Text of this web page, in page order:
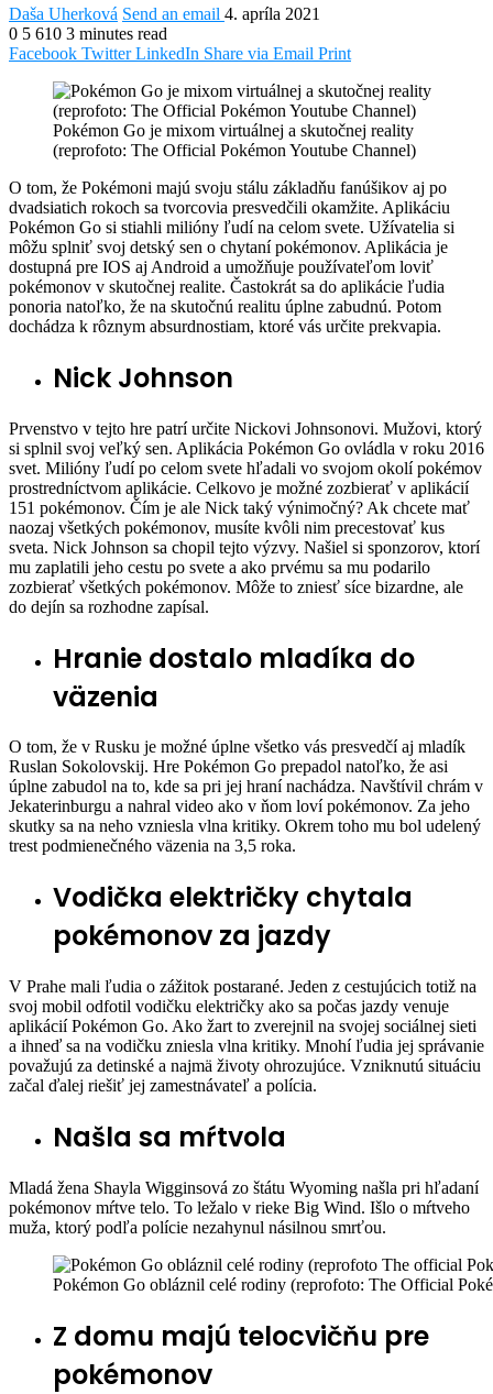
Daša Uherková Send an email 4. apríla 2021
0 5 610 3 minutes read
Facebook Twitter LinkedIn Share via Email Print
Pokémon Go je mixom virtuálnej a skutočnej reality
(reprofoto: The Official Pokémon Youtube Channel)
O tom, že Pokémoni majú svoju stálu základňu fanúšikov aj po
dvadsiatich rokoch sa tvorcovia presvedčili okamžite. Aplikáciu
Pokémon Go si stiahli milióny ľudí na celom svete. Užívatelia si
môžu splniť svoj detský sen o chytaní pokémonov. Aplikácia je
dostupná pre IOS aj Android a umožňuje používateľom loviť
pokémonov v skutočnej realite. Častokrát sa do aplikácie ľudia
ponoria natoľko, že na skutočnú realitu úplne zabudnú. Potom
dochádza k rôznym absurdnostiam, ktoré vás určite prekvapia.
Nick Johnson
Prvenstvo v tejto hre patrí určite Nickovi Johnsonovi. Mužovi, ktorý
si splnil svoj veľký sen. Aplikácia Pokémon Go ovládla v roku 2016
svet. Milióny ľudí po celom svete hľadali vo svojom okolí pokémov
prostredníctvom aplikácie. Celkovo je možné zozbierať v aplikácií
151 pokémonov. Čím je ale Nick taký výnimočný? Ak chcete mať
naozaj všetkých pokémonov, musíte kvôli nim precestovať kus
sveta. Nick Johnson sa chopil tejto výzvy. Našiel si sponzorov, ktorí
mu zaplatili jeho cestu po svete a ako prvému sa mu podarilo
zozbierať všetkých pokémonov. Môže to zniesť síce bizardne, ale
do dejín sa rozhodne zapísal.
Hranie dostalo mladíka do
väzenia
O tom, že v Rusku je možné úplne všetko vás presvedčí aj mladík
Ruslan Sokolovskij. Hre Pokémon Go prepadol natoľko, že asi
úplne zabudol na to, kde sa pri jej hraní nachádza. Navštívil chrám v
Jekaterinburgu a nahral video ako v ňom loví pokémonov. Za jeho
skutky sa na neho vzniesla vlna kritiky. Okrem toho mu bol udelený
trest podmienečného väzenia na 3,5 roka.
Vodička električky chytala
pokémonov za jazdy
V Prahe mali ľudia o zážitok postarané. Jeden z cestujúcich totiž na
svoj mobil odfotil vodičku električky ako sa počas jazdy venuje
aplikácií Pokémon Go. Ako žart to zverejnil na svojej sociálnej sieti
a ihneď sa na vodičku zniesla vlna kritiky. Mnohí ľudia jej správanie
považujú za detinské a najmä životy ohrozujúce. Vzniknutú situáciu
začal ďalej riešiť jej zamestnávateľ a polícia.
Našla sa mŕtvola
Mladá žena Shayla Wigginsová zo štátu Wyoming našla pri hľadaní
pokémonov mŕtve telo. To ležalo v rieke Big Wind. Išlo o mŕtveho
muža, ktorý podľa polície nezahynul násilnou smrťou.
Pokémon Go obláznil celé rodiny (reprofoto: The Official
Z domu majú telocvičňu pre
pokémonov